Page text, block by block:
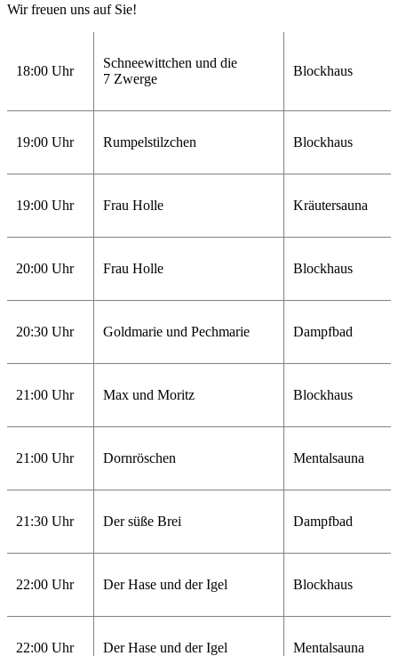
Wir freuen uns auf Sie!
18:00 Uhr
Schneewittchen und die
7 Zwerge
Blockhaus
19:00 Uhr Rumpelstilzchen Blockhaus
19:00 Uhr Frau Holle Kräutersauna
20:00 Uhr Frau Holle Blockhaus
20:30 Uhr Goldmarie und Pechmarie Dampfbad
21:00 Uhr Max und Moritz Blockhaus
21:00 Uhr Dornröschen Mentalsauna
21:30 Uhr Der süße Brei Dampfbad
22:00 Uhr Der Hase und der Igel Blockhaus
22:00 Uhr Der Hase und der Igel Mentalsauna